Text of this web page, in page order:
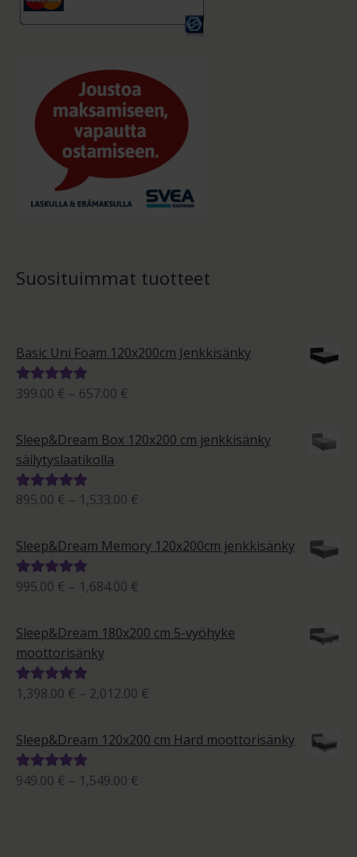
Suosituimmat tuotteet
Basic Uni Foam 120x200cm Jenkkisänky
Arvostelu
399.00 € – 657.00 €
-
657.00 €
Sleep&Dream Box 120x200 cm jenkkisänky
säilytyslaatikolla
Arvostelu
5.00
/ 5
895.00 € – 1,533.00 €
-
1,533.00 €
Sleep&Dream Memory 120x200cm jenkkisänky
Arvostelu
5.00
/ 5
995.00 € – 1,684.00 €
-
1,684.00 €
Sleep&Dream 180x200 cm 5-vyöhyke
moottorisänky
Arvostelu
5.00
/ 5
1,398.00 € – 2,012.00 €
-
Sleep&Dream 120x200 cm Hard moottorisänky
Arvostelu
949.00 € – 1,549.00 €